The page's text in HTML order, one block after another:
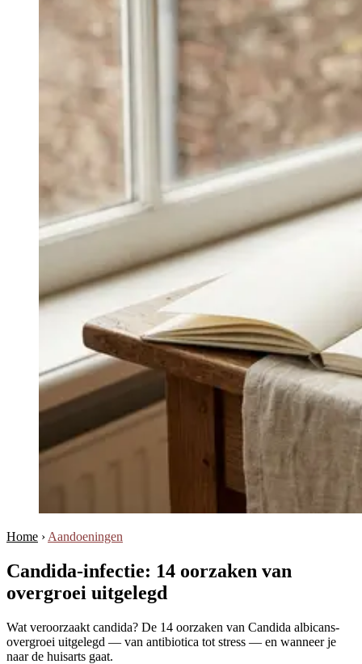
Home › Aandoeningen
Candida-infectie: 14 oorzaken van
overgroei uitgelegd
Wat veroorzaakt candida? De 14 oorzaken van Candida albicans-
overgroei uitgelegd — van antibiotica tot stress — en wanneer je
naar de huisarts gaat.